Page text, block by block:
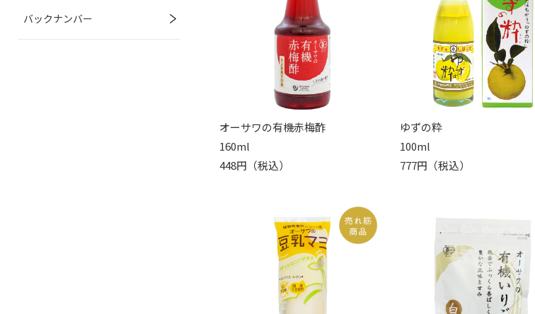
バックナンバー
オーサワの有機赤梅酢
160ml
448円（税込）
ゆずの粋
100ml
777円（税込）